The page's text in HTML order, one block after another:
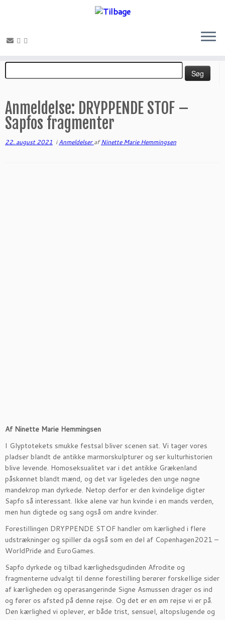
indhold
Søg
efter:
Anmeldelse: DRYPPENDE STOF –
Sapfos fragmenter
22. august 2021 iAnmeldelserafNinette Marie Hemmingsen
Af Ninette Marie Hemmingsen
I Glyptotekets smukke festsal bliver scenen sat. Vi tager vores
pladser blandt de antikke marmorskulpturer og ser kulturhistorien
blive levende. Homoseksualitet var i det antikke Grækenland
påskønnet blandt mænd, og det var ligeledes den unge nøgne
mandekrop man dyrkede. Netop derfor er den kvindelige digter
Sapfo så interessant. Ikke alene var hun kvinde i en mands verden,
men hun digtede og sang også om andre kvinder.
Forestillingen DRYPPENDE STOF handler om kærlighed i flere
udstrækninger og spiller da også som en del af Copenhagen2021 –
WorldPride and EuroGames.
Sapfo dyrkede og tilbad kærlighedsgudinden Afrodite og
fragmenterne udvalgt til denne forestilling berører forskellige sider
af kærligheden og operasangerinde Signe Asmussen drager os ind
og fører os afsted på denne rejse. Og det er en øm rejse vi er på.
Den kærlighed vi oplever, er både trist, sensuel, altopslugende og